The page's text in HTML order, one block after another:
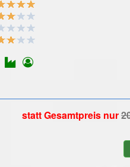
statt Gesamtpreis nur